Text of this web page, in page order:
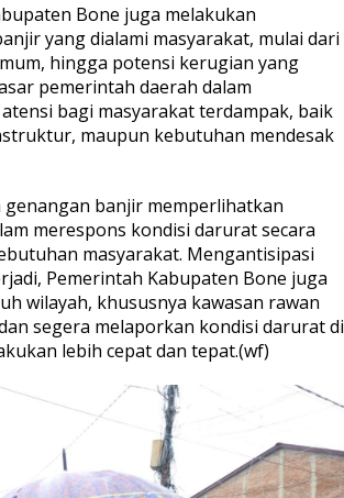
Bone juga melakukan
yang dialami masyarakat, mulai dari
hingga potensi kerugian yang
pemerintah daerah dalam
bagi masyarakat terdampak, baik
maupun kebutuhan mendesak
banjir memperlihatkan
merespons kondisi darurat secara
masyarakat. Mengantisipasi
Pemerintah Kabupaten Bone juga
wilayah, khususnya kawasan rawan
segera melaporkan kondisi darurat di
lebih cepat dan tepat.(wf)